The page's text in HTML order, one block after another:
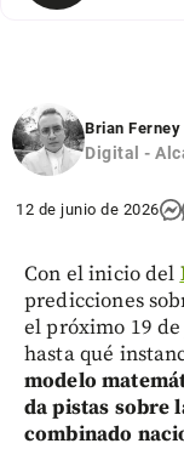
Brian
Digital -
12 de junio de 2026
Con el inicio del
predicciones
el próximo 19
hasta qué
modelo
da pistas sobre
combinado